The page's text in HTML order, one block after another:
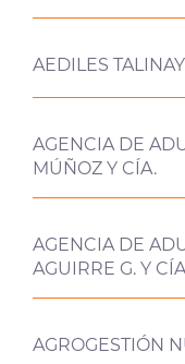
AEDILES
AGENCIA DE
MÚÑOZ Y CÍA.
AGENCIA DE
AGUIRRE G. Y
AGROGESTIÓN